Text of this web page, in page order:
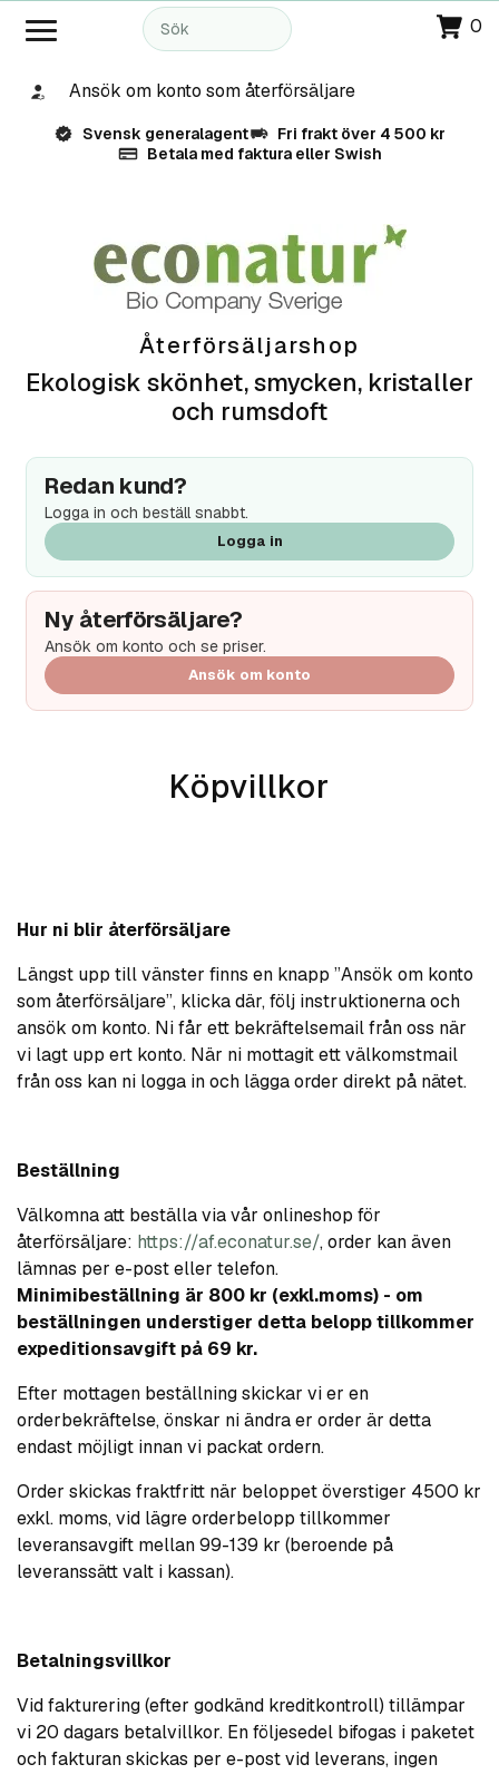
0
Ansök om konto som återförsäljare
Svensk generalagent
Fri frakt över 4 500 kr
Betala med faktura eller Swish
Återförsäljarshop
Ekologisk skönhet, smycken, kristaller
och rumsdoft
Redan kund?
Logga in och beställ snabbt.
Logga in
Ny återförsäljare?
Ansök om konto och se priser.
Ansök om konto
Köpvillkor
Hur ni blir återförsäljare
Längst upp till vänster finns en knapp ”Ansök om konto
som återförsäljare”, klicka där, följ instruktionerna och
ansök om konto. Ni får ett bekräftelsemail från oss när
vi lagt upp ert konto. När ni mottagit ett välkomstmail
från oss kan ni logga in och lägga order direkt på nätet.
Beställning
Välkomna att beställa via vår onlineshop för
återförsäljare: https://af.econatur.se/, order kan även
lämnas per e-post eller telefon.
Minimibeställning är 800 kr (exkl.moms) - om
beställningen understiger detta belopp tillkommer
expeditionsavgift på 69 kr.
Efter mottagen beställning skickar vi er en
orderbekräftelse, önskar ni ändra er order är detta
endast möjligt innan vi packat ordern.
Order skickas fraktfritt när beloppet överstiger 4500 kr
exkl. moms, vid lägre orderbelopp tillkommer
leveransavgift mellan 99-139 kr (beroende på
leveranssätt valt i kassan).
Betalningsvillkor
Vid fakturering (efter godkänd kreditkontroll) tillämpar
vi 20 dagars betalvillkor. En följesedel bifogas i paketet
och fakturan skickas per e-post vid leverans, ingen